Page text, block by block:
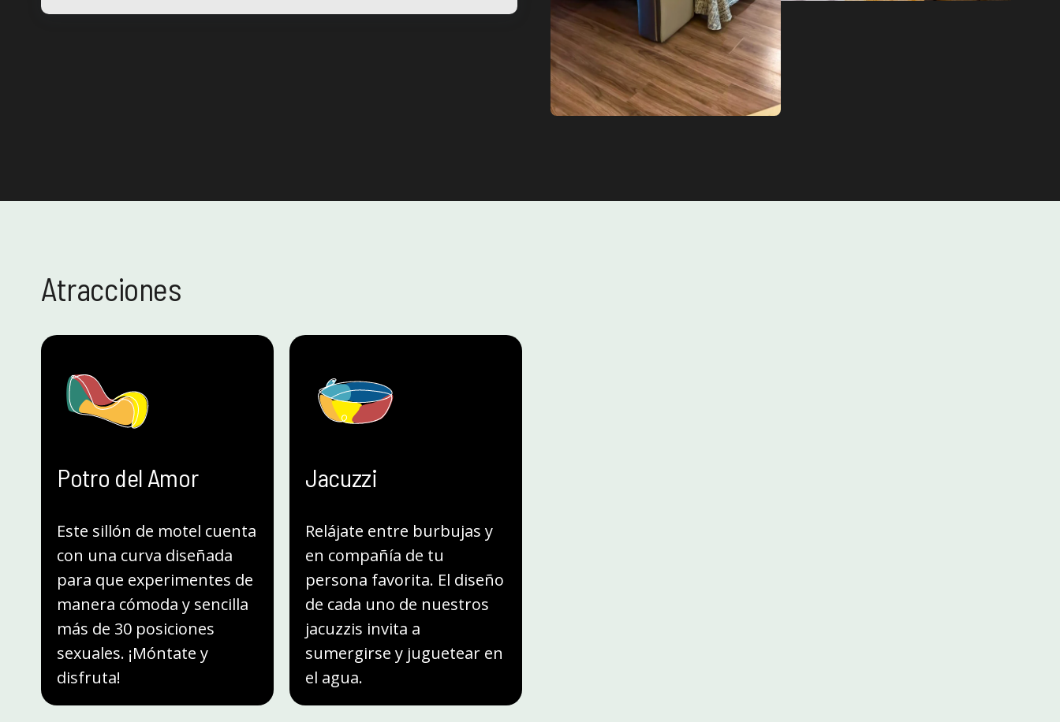
Atracciones
Potro del Amor
Este sillón de motel cuenta
con una curva diseñada
para que experimentes de
manera cómoda y sencilla
más de 30 posiciones
sexuales. ¡Móntate y
disfruta!
Jacuzzi
Relájate entre burbujas y
en compañía de tu
persona favorita. El diseño
de cada uno de nuestros
jacuzzis invita a
sumergirse y juguetear en
el agua.